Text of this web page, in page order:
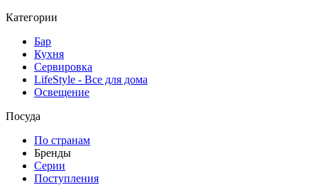
Категории
Бар
Кухня
Сервировка
LifeStyle - Все для дома
Освещение
Посуда
По странам
Бренды
Серии
Поступления